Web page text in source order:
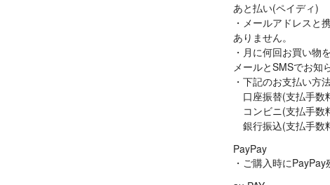
あと払い(ペイディ)
・メールアドレスと
ありません。
・月に何回お買い物
メールとSMSでお知
・下記のお支払い方
口座振替(支払手数
コンビニ(支払手数
銀行振込(支払手数
PayPay
・ご購入時に